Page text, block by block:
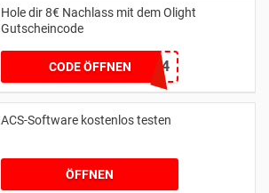
Hole dir 8€ Nachlass mit dem Olight
Gutscheincode
CODE ÖFFNEN
MYDEALZ1024
ACS-Software kostenlos testen
ÖFFNEN